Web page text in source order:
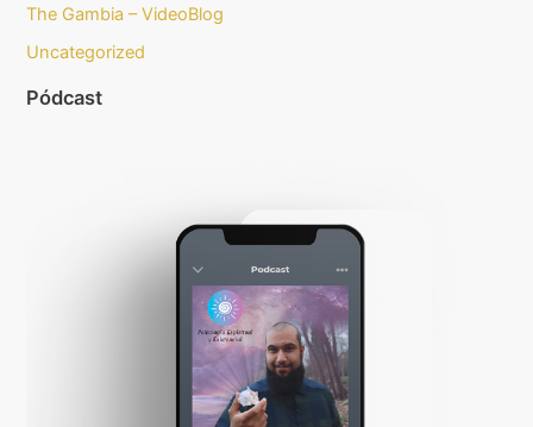
The Gambia – VideoBlog
Uncategorized
Pódcast